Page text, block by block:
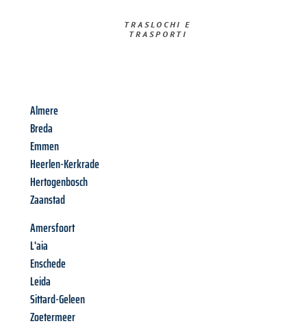
TRASLOCHI E
TRASPORTI​
Almere
Breda
Emmen
Heerlen-Kerkrade
Hertogenbosch
Zaanstad
Amersfoort
L'aia
Enschede
Leida
Sittard-Geleen
Zoetermeer